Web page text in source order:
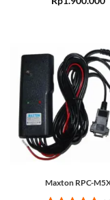
Maxton RPC-